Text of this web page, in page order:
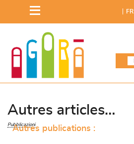
FR
Autres articles…
Pubblicazioni
Autres publications :